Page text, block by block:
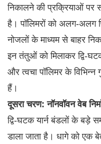
निकालने की प्रक्रियाओं पर
है। पॉलिमरों को अलग-अलग
नोजलों के माध्यम से बाहर
इन तंतुओं को मिलाकर द्वि-
और त्वचा पॉलिमर के विभिन्न
हैं।
दूसरा चरण: नॉनवॉवन वेब
द्वि-घटक यार्न बंडलों के बड़े
डाला जाता है। धागे को एक